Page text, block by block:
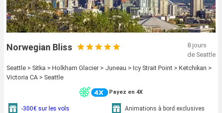
Norwegian Bliss
8 jours
de Seattle
Seattle > Sitka > Holkham Glacier > Juneau > Icy Strait Point > Ketchikan >
Victoria CA > Seattle
Payez en 4X
-300€ sur les vols
Animations à bord exclusives